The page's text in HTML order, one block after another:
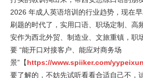
2026 年成人英语培训的行业趋势，现在
刷题的时代了，实用口语、职场定制、高
安作为西北外贸、制造业、文旅重镇，职
要 “能开口对接客户、能应对商务场
景”【https://www.spiiker.com/
要了解的，不妨先试听看看合适自己不，